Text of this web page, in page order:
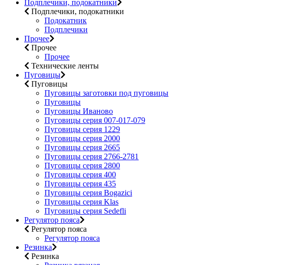
Подплечики, подокатники
Подплечики, подокатники
Подокатник
Подплечики
Прочее
Прочее
Прочее
Технические ленты
Пуговицы
Пуговицы
Пуговицы заготовки под пуговицы
Пуговицы
Пуговицы Иваново
Пуговицы серия 007-017-079
Пуговицы серия 1229
Пуговицы серия 2000
Пуговицы серия 2665
Пуговицы серия 2766-2781
Пуговицы серия 2800
Пуговицы серия 400
Пуговицы серия 435
Пуговицы серия Bogazici
Пуговицы серия Klas
Пуговицы серия Sedefli
Регулятор пояса
Регулятор пояса
Регулятор пояса
Резинка
Резинка